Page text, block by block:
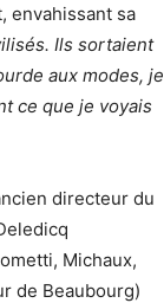
envahissant sa
Ils sortaient
aux modes, je
ce que je voyais
directeur du
Michaux,
de Beaubourg)